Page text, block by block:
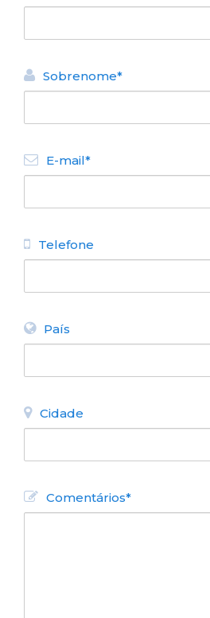
VOLTAR
Sobrenome*
E-mail*
Telefone
País
Cidade
Comentários*